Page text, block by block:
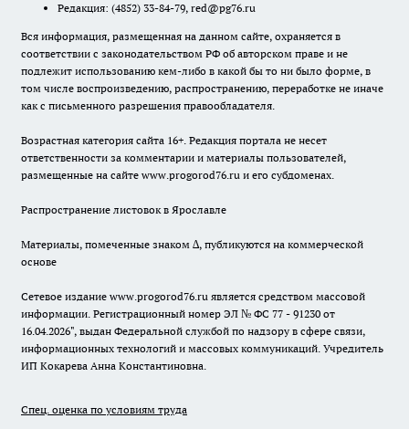
Редакция: (4852) 33-84-79, red@pg76.ru
Вся информация, размещенная на данном сайте, охраняется в
соответствии с законодательством РФ об авторском праве и не
подлежит использованию кем-либо в какой бы то ни было форме, в
том числе воспроизведению, распространению, переработке не иначе
как с письменного разрешения правообладателя.
Возрастная категория сайта 16+. Редакция портала не несет
ответственности за комментарии и материалы пользователей,
размещенные на сайте www.progorod76.ru и его субдоменах.
Распространение листовок в Ярославле
Материалы, помеченные знаком ∆, публикуются на коммерческой
основе
Сетевое издание www.progorod76.ru является средством массовой
информации. Регистрационный номер ЭЛ № ФС 77 - 91230 от
16.04.2026", выдан Федеральной службой по надзору в сфере связи,
информационных технологий и массовых коммуникаций. Учредитель
ИП Кокарева Анна Константиновна.
Спец. оценка по условиям труда